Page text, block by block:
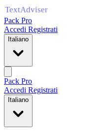
Pack Pro
Accedi Registrati
Italiano
Pack Pro
Accedi Registrati
Italiano